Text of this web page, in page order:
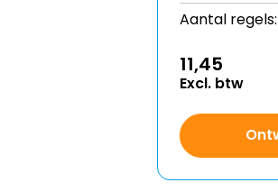
Aantal
11,45
Excl. btw